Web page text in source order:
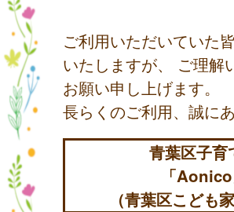
ご利用いただいていた
いたしますが、 ご理解
お願い申し上げます。
長らくのご利用、誠に
青葉区子育
「
（青葉区こども